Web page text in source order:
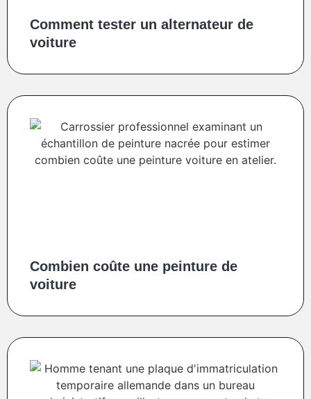
Comment tester un alternateur de
voiture
Combien coûte une peinture de
voiture